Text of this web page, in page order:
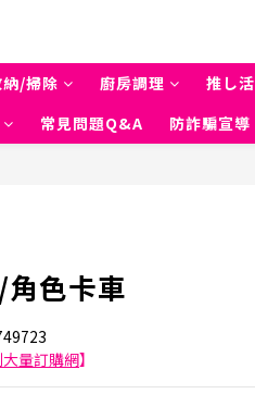
/掃除 廚房調理 推し活
常見問題Q&A 防詐騙宣導
色卡車
量訂購網】